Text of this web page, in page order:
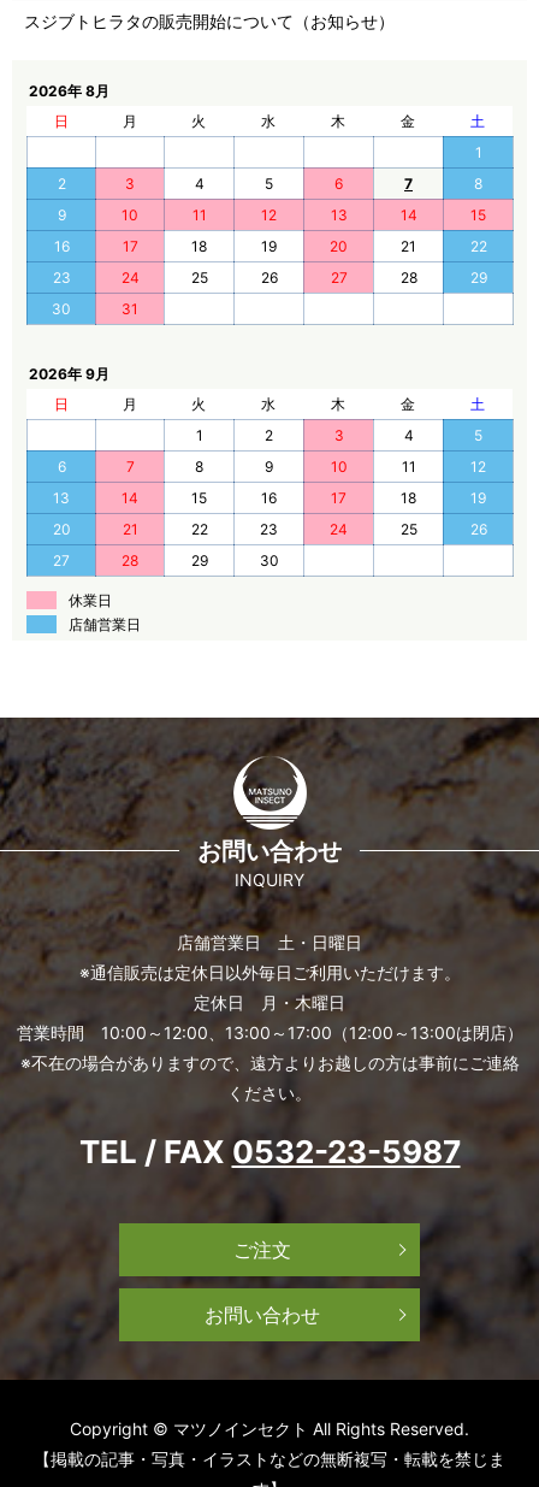
スジブトヒラタの販売開始について（お知らせ）
2026年 8月
日
月 火 水 木 金
土
1
2
3 4 5 6 7
8
9
10 11 12 13 14
15
16
17 18 19 20 21
22
23
24 25 26 27 28
29
30
31
2026年 9月
日
月 火 水 木 金
土
1
2 3 4
5
6
7 8 9 10 11
12
13
14 15 16 17 18
19
20
21 22 23 24 25
26
27
28 29 30
休業日
店舗営業日
お問い合わせ
INQUIRY
店舗営業日 土・日曜日
※通信販売は定休日以外毎日ご利用いただけます。
定休日 月・木曜日
営業時間 10:00～12:00、13:00～17:00（12:00～13:00は閉店）
※不在の場合がありますので、遠方よりお越しの方は事前にご連絡
ください。
TEL / FAX 0532-23-5987
ご注文
お問い合わせ
Copyright © マツノインセクト All Rights Reserved.
【掲載の記事・写真・イラストなどの無断複写・転載を禁じま